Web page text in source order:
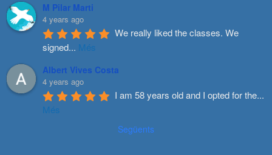
M Pilar Marti
4 years ago
We really liked the classes. We
signed... Més
Albert Vives Costa
4 years ago
I am 58 years old and I opted for the...
Més
Següents